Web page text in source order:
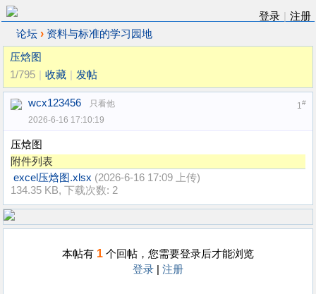
登录
注册
论坛 › 资料与标准的学习园地
压焓图
1/795
收藏 发帖
1#
wcx123456
只看他
2026-6-16 17:10:19
压焓图
附件列表
excel压焓图.xlsx (2026-6-16 17:09 上传)
134.35 KB, 下载次数: 2
本帖有 1 个回帖，您需要登录后才能浏览
登录
注册